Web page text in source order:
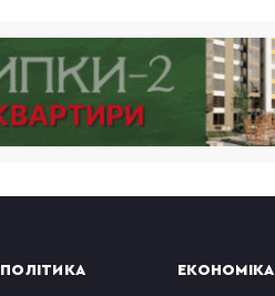
ПОЛІТИКА ЕКОНОМІКА